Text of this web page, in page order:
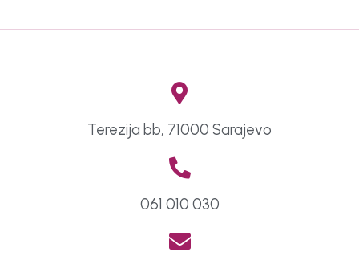
Terezija bb, 71000 Sarajevo
061 010 030